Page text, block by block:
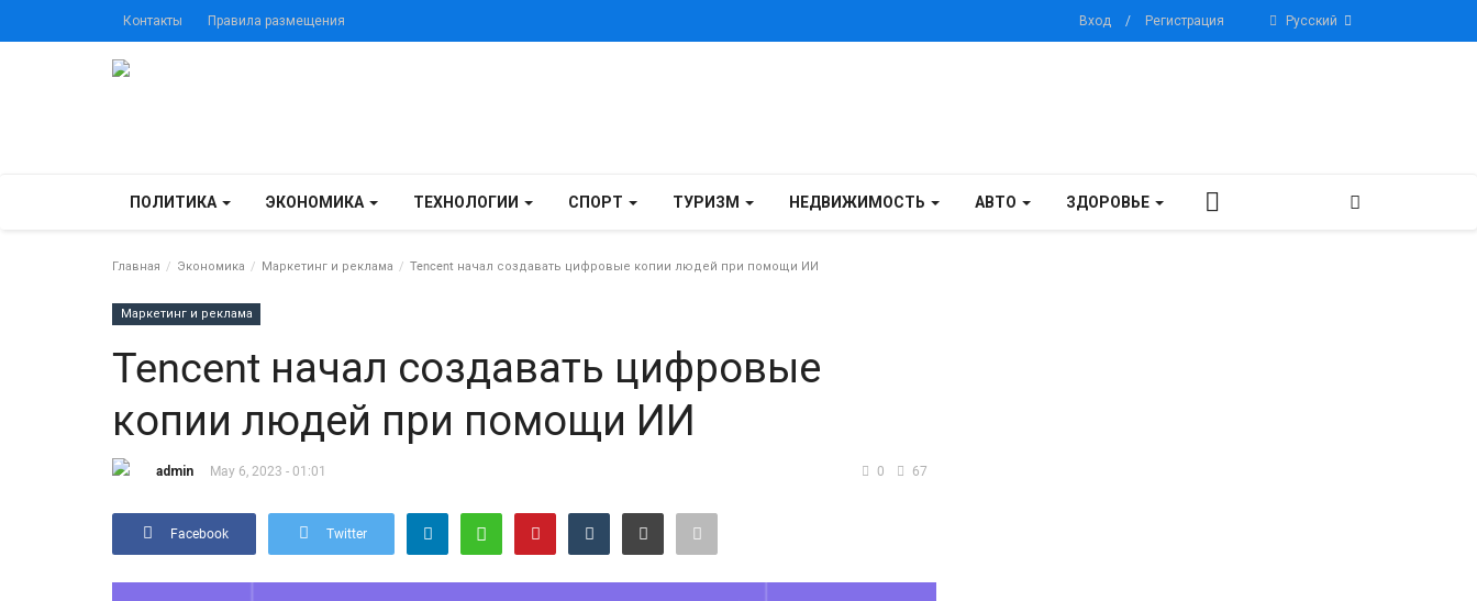
Контакты Правила размещения Вход / Регистрация Русский
ПОЛИТИКА ЭКОНОМИКА ТЕХНОЛОГИИ СПОРТ ТУРИЗМ НЕДВИЖИМОСТЬ АВТО ЗДОРОВЬЕ
Главная Экономика Маркетинг и реклама Tencent начал создавать цифровые копии людей при помощи ИИ
Маркетинг и реклама
Tencent начал создавать цифровые
копии людей при помощи ИИ
admin May 6, 2023 - 01:01 0 67
Facebook Twitter